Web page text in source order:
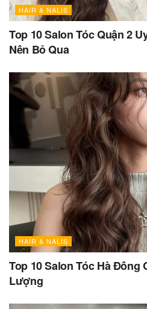
HAIR & NALIS
Top 10 Salon Tóc Quận 2
Nên Bỏ Qua
HAIR & NALIS
Top 10 Salon Tóc Hà Đông
Lượng